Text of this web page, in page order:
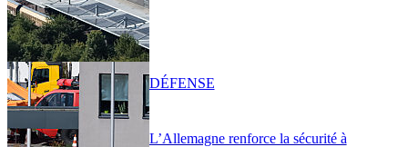
L’Allemagne renforce la sécurité à
DÉFENSE